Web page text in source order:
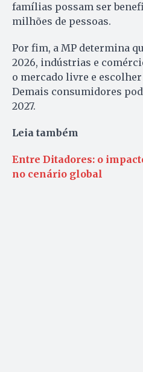
famílias possam ser
milhões de pessoas.
Por fim, a MP determina
2026, indústrias e
o mercado livre e
Demais consumidores
2027.
Leia também
Entre Ditadores: o
no cenário global